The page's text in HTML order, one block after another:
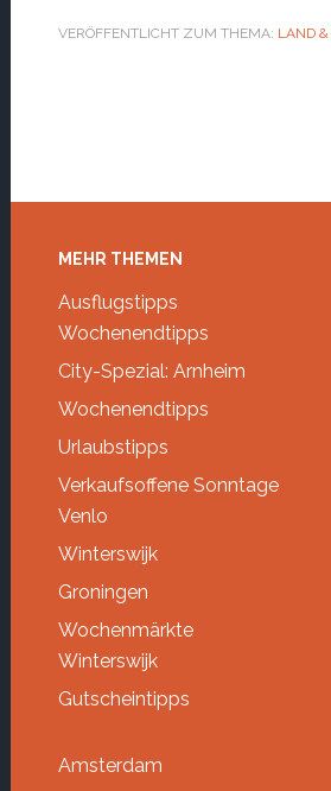
VERÖFFENTLICHT ZUM THEMA: LAND &
Footer
MEHR THEMEN
Ausflugstipps
Wochenendtipps
City-Spezial: Arnheim
Wochenendtipps
Urlaubstipps
Verkaufsoffene Sonntage
Venlo
Winterswijk
Groningen
Wochenmärkte
Winterswijk
Gutscheintipps
Amsterdam